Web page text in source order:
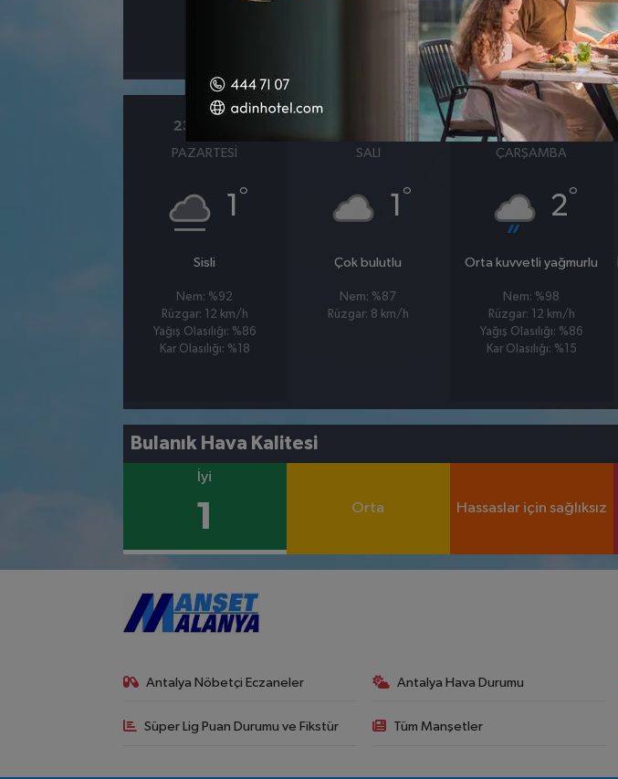
1009hpa
23 MART
PAZARTESI
1 °
Sisli
Nem: %92
Rüzgar: 12 km/h
Yağış Olasılığı: %86
Kar Olasılığı: %18
SALI
1 °
Çok bulutlu
Nem: %87
Rüzgar: 8 km/h
25 MART
ÇARŞAMBA
2°
Orta kuvvetli yağmurlu
Nem: %98
Rüzgar: 12 km/h
Yağış Olasılığı: %86
Kar Olasılığı: %15
Bulanık Hava Kalitesi
İyi
1 Orta Hassaslar için sağlıksız
Antalya Nöbetçi Eczaneler Antalya Hava Durumu
Süper Lig Puan Durumu ve Fikstür Tüm Manşetler